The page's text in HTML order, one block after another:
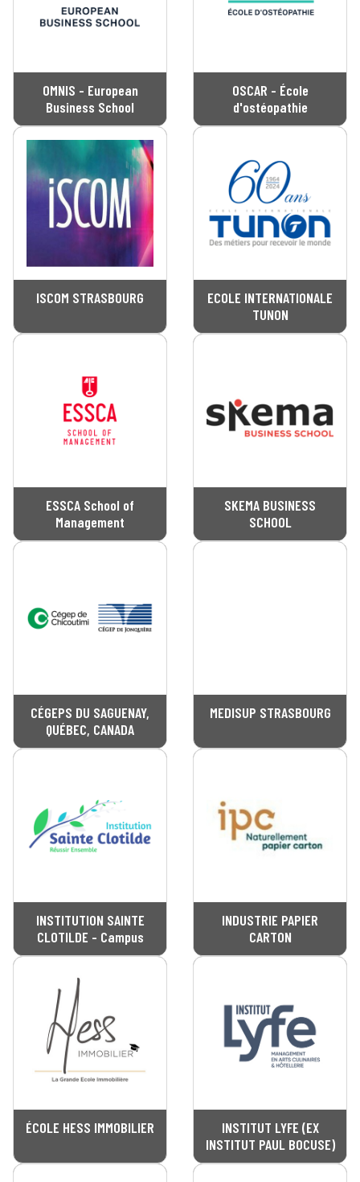
OMNIS - European
Business School
OSCAR - École
d'ostéopathie
ISCOM STRASBOURG
ECOLE INTERNATIONALE
TUNON
ESSCA School of
Management
SKEMA BUSINESS
SCHOOL
CÉGEPS DU SAGUENAY,
QUÉBEC, CANADA
MEDISUP STRASBOURG
INSTITUTION SAINTE
CLOTILDE - Campus
INDUSTRIE PAPIER
CARTON
ÉCOLE HESS IMMOBILIER
INSTITUT LYFE (EX
INSTITUT PAUL BOCUSE)